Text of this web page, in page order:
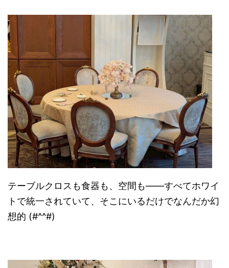
テーブルクロスも食器も、空間も――すべてホワイ
トで統一されていて、そこにいるだけでなんだか幻
想的 (#^^#)